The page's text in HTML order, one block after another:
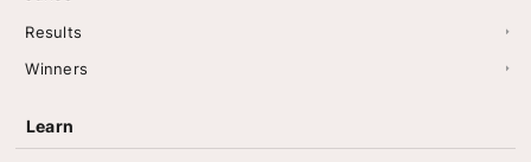
Results
Winners
Learn